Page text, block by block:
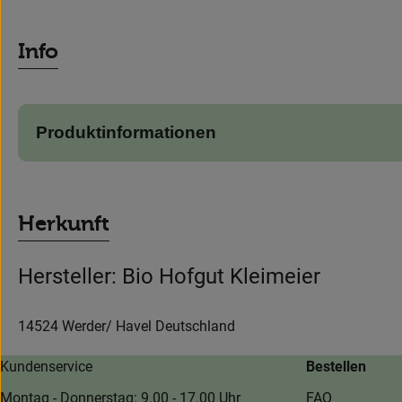
Info
Produktinformationen
Herkunft
Hersteller: Bio Hofgut Kleimeier
14524 Werder/ Havel Deutschland
Kundenservice
Montag - Donnerstag: 9.00 - 17.00 Uhr
Bestellen
FAQ